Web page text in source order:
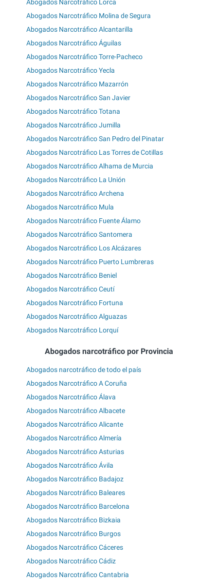
Abogados Narcotráfico Lorca
Abogados Narcotráfico Molina de Segura
Abogados Narcotráfico Alcantarilla
Abogados Narcotráfico Águilas
Abogados Narcotráfico Torre-Pacheco
Abogados Narcotráfico Yecla
Abogados Narcotráfico Mazarrón
Abogados Narcotráfico San Javier
Abogados Narcotráfico Totana
Abogados Narcotráfico Jumilla
Abogados Narcotráfico San Pedro del Pinatar
Abogados Narcotráfico Las Torres de Cotillas
Abogados Narcotráfico Alhama de Murcia
Abogados Narcotráfico La Unión
Abogados Narcotráfico Archena
Abogados Narcotráfico Mula
Abogados Narcotráfico Fuente Álamo
Abogados Narcotráfico Santomera
Abogados Narcotráfico Los Alcázares
Abogados Narcotráfico Puerto Lumbreras
Abogados Narcotráfico Beniel
Abogados Narcotráfico Ceutí
Abogados Narcotráfico Fortuna
Abogados Narcotráfico Alguazas
Abogados Narcotráfico Lorquí
Abogados narcotráfico por Provincia
Abogados narcotráfico de todo el país
Abogados Narcotráfico A Coruña
Abogados Narcotráfico Álava
Abogados Narcotráfico Albacete
Abogados Narcotráfico Alicante
Abogados Narcotráfico Almería
Abogados Narcotráfico Asturias
Abogados Narcotráfico Ávila
Abogados Narcotráfico Badajoz
Abogados Narcotráfico Baleares
Abogados Narcotráfico Barcelona
Abogados Narcotráfico Bizkaia
Abogados Narcotráfico Burgos
Abogados Narcotráfico Cáceres
Abogados Narcotráfico Cádiz
Abogados Narcotráfico Cantabria